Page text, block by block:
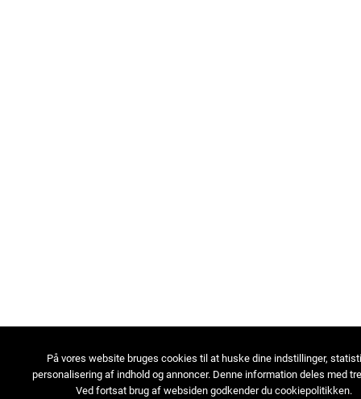
På vores website bruges cookies til at huske dine indstillinger,
personalisering af indhold og annoncer. Denne information deles med
Ved fortsat brug af websiden godkender du cookiepolitikken.